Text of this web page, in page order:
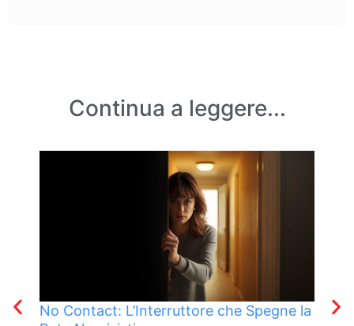
Continua a leggere...
No Contact: L’Interruttore che Spegne la
La